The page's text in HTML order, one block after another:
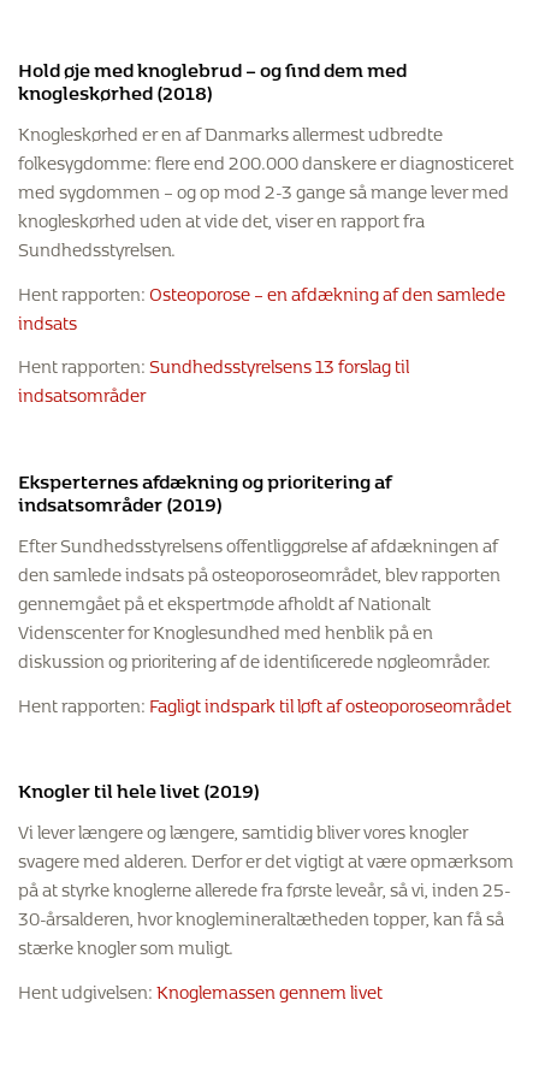
Hold øje med knoglebrud – og find dem med
knogleskørhed (2018)
Knogleskørhed er en af Danmarks allermest udbredte
folkesygdomme: flere end 200.000 danskere er diagnosticeret
med sygdommen – og op mod 2-3 gange så mange lever med
knogleskørhed uden at vide det, viser en rapport fra
Sundhedsstyrelsen.
Hent rapporten:Osteoporose – en afdækning af den samlede
indsats
Hent rapporten:Sundhedsstyrelsens 13 forslag til
indsatsområder
Eksperternes afdækning og prioritering af
indsatsområder (2019)
Efter Sundhedsstyrelsens offentliggørelse af afdækningen af
den samlede indsats på osteoporoseområdet, blev rapporten
gennemgået på et ekspertmøde afholdt af Nationalt
Videnscenter for Knoglesundhed med henblik på en
diskussion og prioritering af de identificerede nøgleområder.
Hent rapporten:Fagligt indspark til løft af osteoporoseområdet
Knogler til hele livet (2019)
Vi lever længere og længere, samtidig bliver vores knogler
svagere med alderen. Derfor er det vigtigt at være opmærksom
på at styrke knoglerne allerede fra første leveår, så vi, inden 25-
30-årsalderen, hvor knoglemineraltætheden topper, kan få så
stærke knogler som muligt.
Hent udgivelsen:Knoglemassen gennem livet